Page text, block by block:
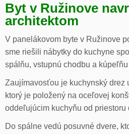
Byt v Ružinove
architektom
V panelákovom byte v Ružinove
sme riešili nábytky do kuchyne
spálňu, vstupnú chodbu a kúpeľňu
Zaujímavosťou je kuchynský drez
ktorý je položený na oceľovej
oddeľujúcim kuchyňu od priestoru
Do spálne vedú posuvné dvere,